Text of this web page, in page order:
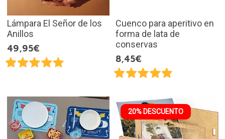
Lámpara El Señor de los
Anillos
49,95€
Cuenco para aperitivo en
forma de lata de
conservas
8,45€
20% DESCUENTO